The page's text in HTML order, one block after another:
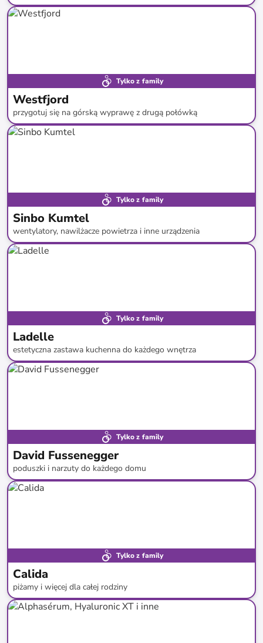
do-42%*
Tylko z family
Westfjord
przygotuj się na górską wyprawę z drugą połówką
do-69 %*
Tylko z family
Sinbo Kumtel
wentylatory, nawilżacze powietrza i inne urządzenia
do-64%*
Tylko z family
Ladelle
estetyczna zastawa kuchenna do każdego wnętrza
do-58 %* Nowość
Tylko z family
David Fussenegger
poduszki i narzuty do każdego domu
do-66
Tylko z family
Calida
piżamy i więcej dla całej rodziny
do-59%*